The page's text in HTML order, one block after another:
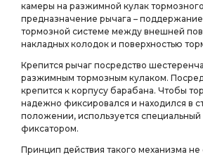
камеры на разжимной кулак
предназначение рычага – поддержание
тормозной системе между внешней
накладных колодок и поверхностью
Крепится рычаг посредство
разжимным тормозным кулаком.
крепится к корпусу барабана. Чтобы
надежно фиксировался и находился в
положении, используется
фиксатором.
Принцип действия такого механизма